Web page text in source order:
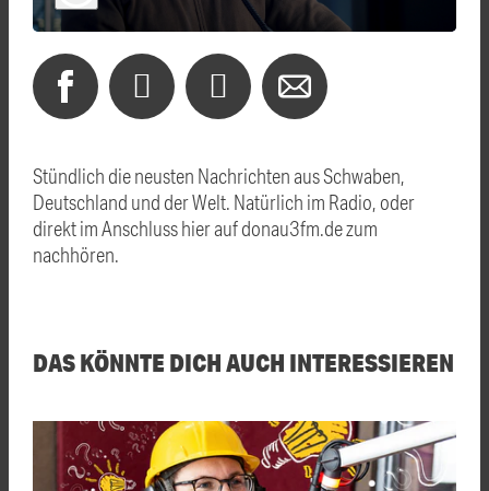
Stündlich die neusten Nachrichten aus Schwaben,
Deutschland und der Welt. Natürlich im Radio, oder
direkt im Anschluss hier auf donau3fm.de zum
nachhören.
DAS KÖNNTE DICH AUCH INTERESSIEREN